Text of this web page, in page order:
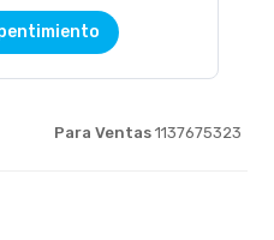
Para Ventas 1137675323